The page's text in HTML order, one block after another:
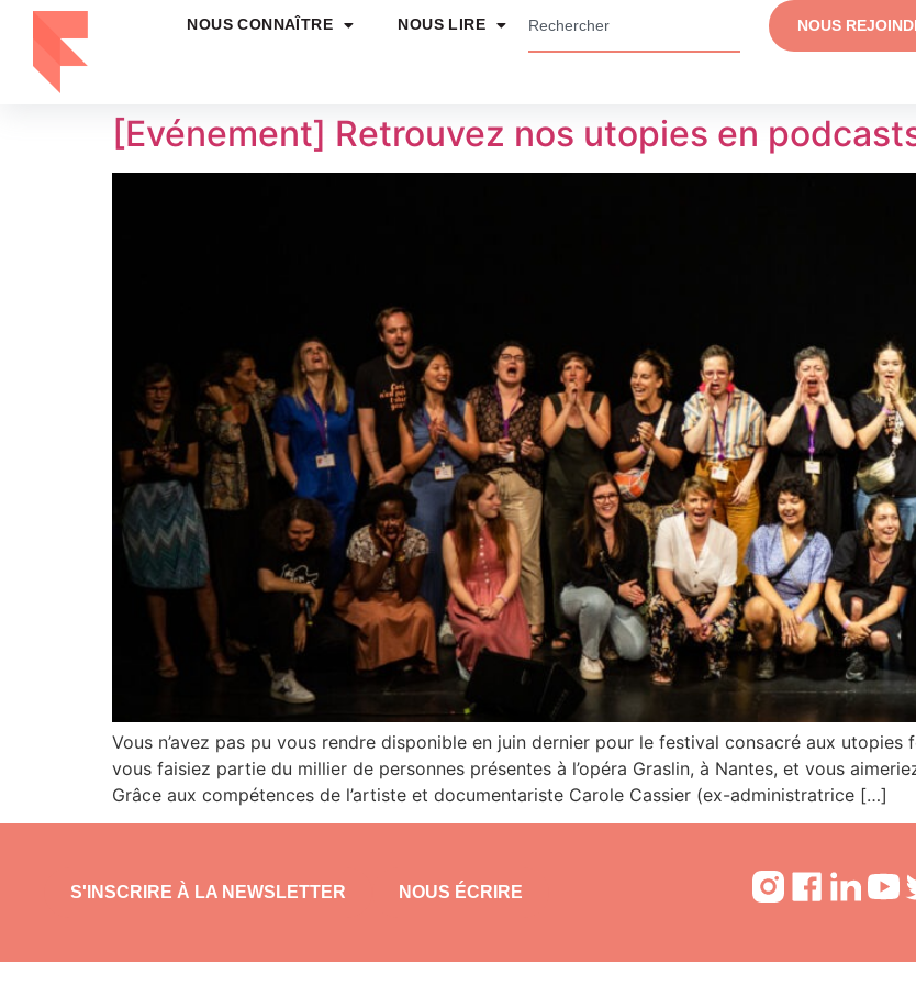
NOUS CONNAÎTRE NOUS LIRE NOUS
[Evénement] Retrouvez nos utopies en
Vous n’avez pas pu vous rendre disponible en juin dernier pour le festival consacré aux
vous faisiez partie du millier de personnes présentes à l’opéra Graslin, à Nantes, et vous
Grâce aux compétences de l’artiste et documentariste Carole Cassier (ex-administratrice […]
S'INSCRIRE À LA NEWSLETTER NOUS ÉCRIRE